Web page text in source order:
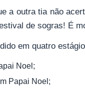
a outra tia não
de sogras! É
em quatro
Noel;
Papai Noel;